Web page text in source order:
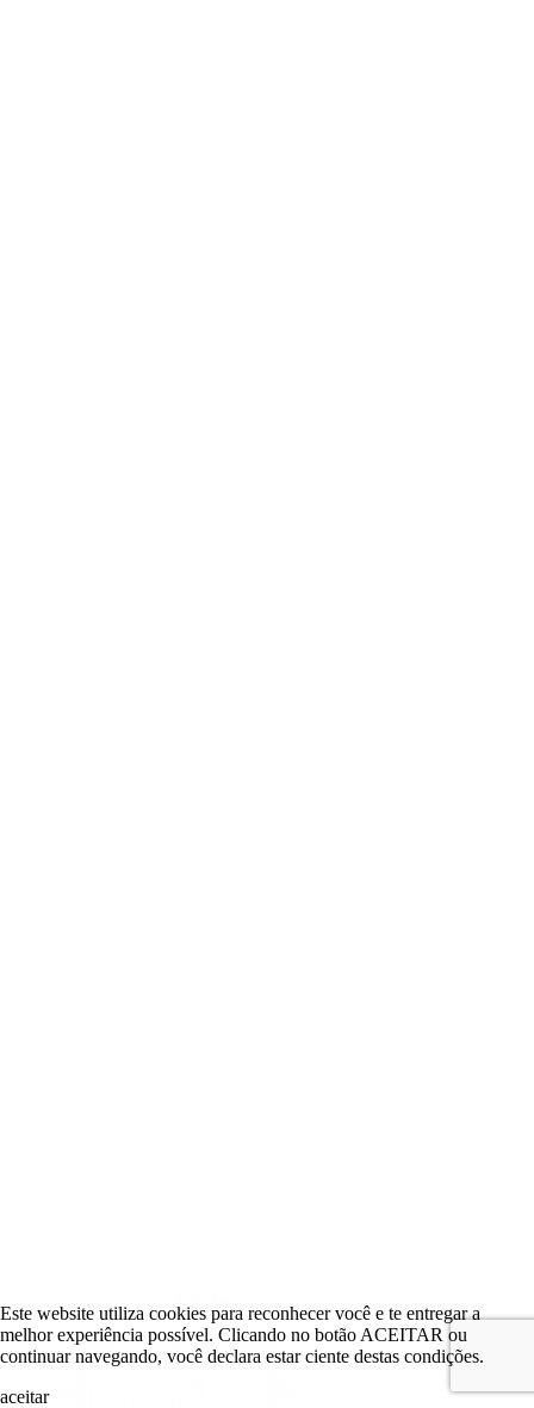
Este website utiliza cookies para reconhecer você e te entregar a
melhor experiência possível. Clicando no botão ACEITAR ou
continuar navegando, você declara estar ciente destas condições.
aceitar